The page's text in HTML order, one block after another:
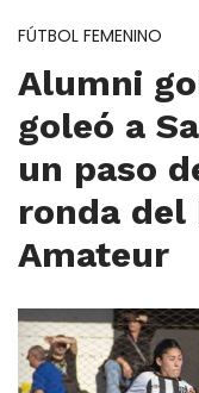
FÚTBOL FEMENINO
Alumni
goleó a
un paso
ronda del
Amateur